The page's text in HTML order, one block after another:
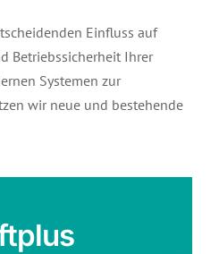
Einfluss auf
Betriebssicherheit Ihrer
Systemen zur
wir neue und bestehende